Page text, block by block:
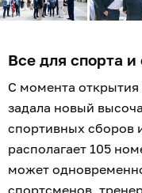
Все для спорта и
С момента
задала новый
спортивных сборов
располагает 105
может